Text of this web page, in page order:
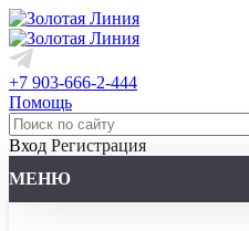
+7 903-666-2-444
Помощь
Вход Регистрация
МЕНЮ